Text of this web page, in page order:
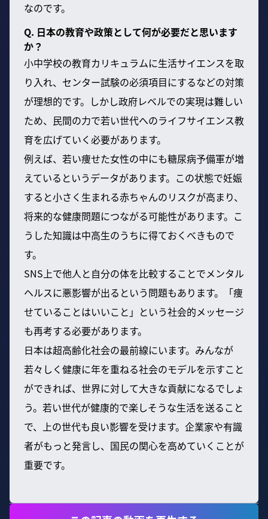
なのです。
Q. 日本の教育や政策として何が必要だと思います
か？
小中学校の教育カリキュラムに生活サイエンスを取
り入れ、センター試験の必須項目にするなどの対策
が理想的です。しかし政府レベルでの実現は難しい
ため、民間の力で若い世代へのライフサイエンス教
育を広げていく必要があります。
例えば、若い痩せた女性の中にも糖尿病予備軍が増
えているというデータがあります。この状態で妊娠
すると小さく生まれる赤ちゃんのリスクが高まり、
将来的な健康問題につながる可能性があります。こ
うした知識は中高生のうちに得ておくべきもので
す。
SNS上で他人と自分の体を比較することでメンタル
ヘルスに悪影響が出るという問題もあります。「痩
せていることはいいこと」という社会的メッセージ
も再考する必要があります。
日本は超高齢化社会の最前線にいます。みんなが
若々しく健康に年を重ねる社会のモデルを示すこと
ができれば、世界に対して大きな貢献になるでしょ
う。若い世代が健康的で楽しそうな生活を送ること
で、上の世代も良い影響を受けます。企業家や有識
者がもっと発言し、国民の関心を高めていくことが
重要です。